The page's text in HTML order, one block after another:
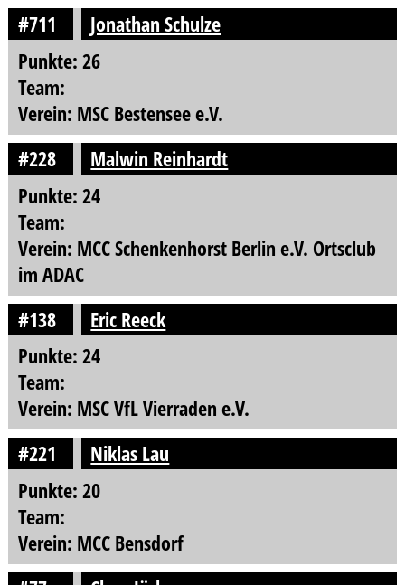
#711
Jonathan Schulze
Punkte: 26
Team:
Verein: MSC Bestensee e.V.
#228
Malwin Reinhardt
Punkte: 24
Team:
Verein: MCC Schenkenhorst Berlin e.V. Ortsclub
im ADAC
#138
Eric Reeck
Punkte: 24
Team:
Verein: MSC VfL Vierraden e.V.
#221
Niklas Lau
Punkte: 20
Team:
Verein: MCC Bensdorf